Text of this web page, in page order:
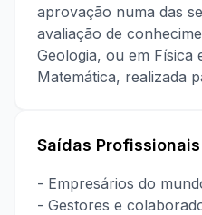
aprovação numa das
avaliação de
Geologia, ou em Física
Matemática, realizada
Saídas Profissionais
- Empresários do
- Gestores e